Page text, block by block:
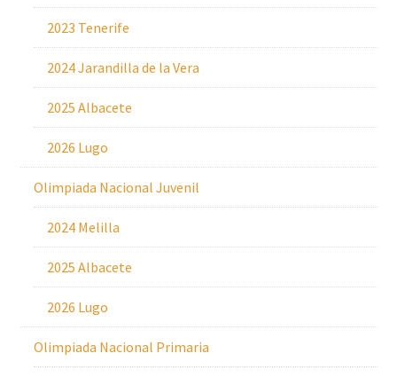
2023 Tenerife
2024 Jarandilla de la Vera
2025 Albacete
2026 Lugo
Olimpiada Nacional Juvenil
2024 Melilla
2025 Albacete
2026 Lugo
Olimpiada Nacional Primaria